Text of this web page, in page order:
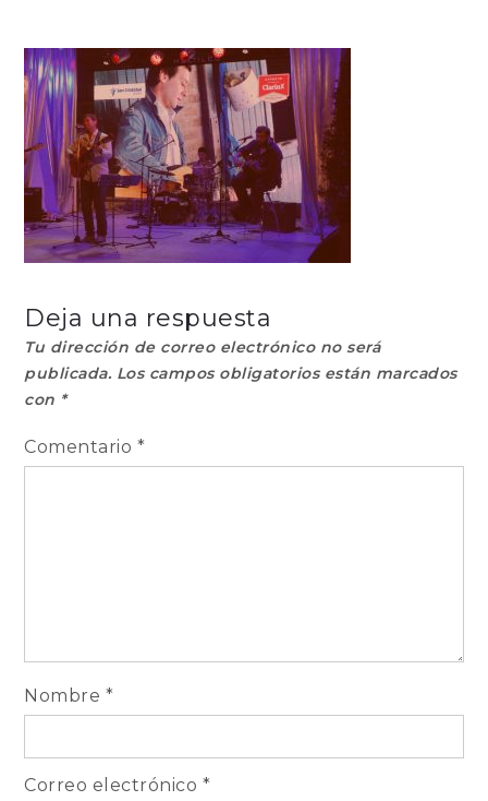
Deja una respuesta
Tu dirección de correo electrónico no será
publicada. Los campos obligatorios están marcados
con *
Comentario *
Nombre *
Correo electrónico *